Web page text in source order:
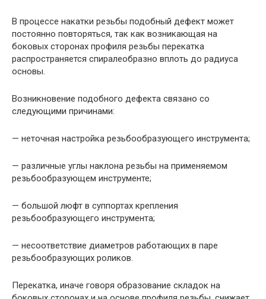
В процессе накатки резьбы подобный дефект может
постоянно повторяться, так как возникающая на
боковых сторонах профиля резьбы перекатка
распространяется спиралеобразно вплоть до радиуса
основы.
Возникновение подобного дефекта связано со
следующими причинами:
— неточная настройка резьбообразующего инструмента;
— различные углы наклона резьбы на применяемом
резьбообразующем инструменте;
— большой люфт в суппортах крепления
резьбообразующего инструмента;
— несоответствие диаметров работающих в паре
резьбообразующих роликов.
Перекатка, иначе говоря образование складок на